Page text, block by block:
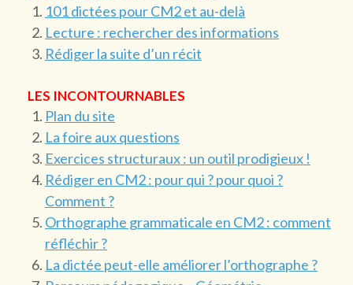
101 dictées pour CM2 et au-delà
Lecture : rechercher des informations
Rédiger la suite d’un récit
LES INCONTOURNABLES
Plan du site
La foire aux questions
Exercices structuraux : un outil prodigieux !
Rédiger en CM2 : pour qui ? pour quoi ?
Comment ?
Orthographe grammaticale en CM2 : comment
réfléchir ?
La dictée peut-elle améliorer l’orthographe ?